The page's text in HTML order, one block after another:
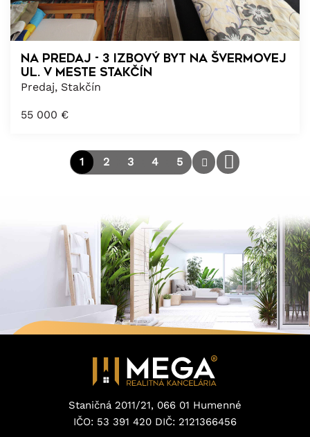
NA PREDAJ - 3 izbový byt na Švermovej
ul. v meste Stakčín
Predaj, Stakčín
55 000 €
1 2 3 4 5
Staničná 2011/21, 066 01 Humenné
IČO: 53 391 420 DIČ: 2121366456